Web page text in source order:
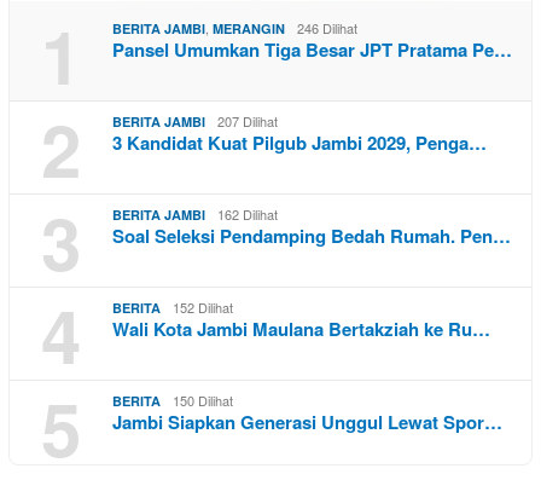
1 BERITA JAMBI MERANGIN 246 Dilihat
Pansel Umumkan Tiga Besar JPT Pratama Pe…
2 BERITA JAMBI 207 Dilihat
3 Kandidat Kuat Pilgub Jambi 2029, Penga…
3 BERITA JAMBI 162 Dilihat
Soal Seleksi Pendamping Bedah Rumah. Pen…
4 BERITA 152 Dilihat
Wali Kota Jambi Maulana Bertakziah ke Ru…
5 BERITA 150 Dilihat
Jambi Siapkan Generasi Unggul Lewat Spor…